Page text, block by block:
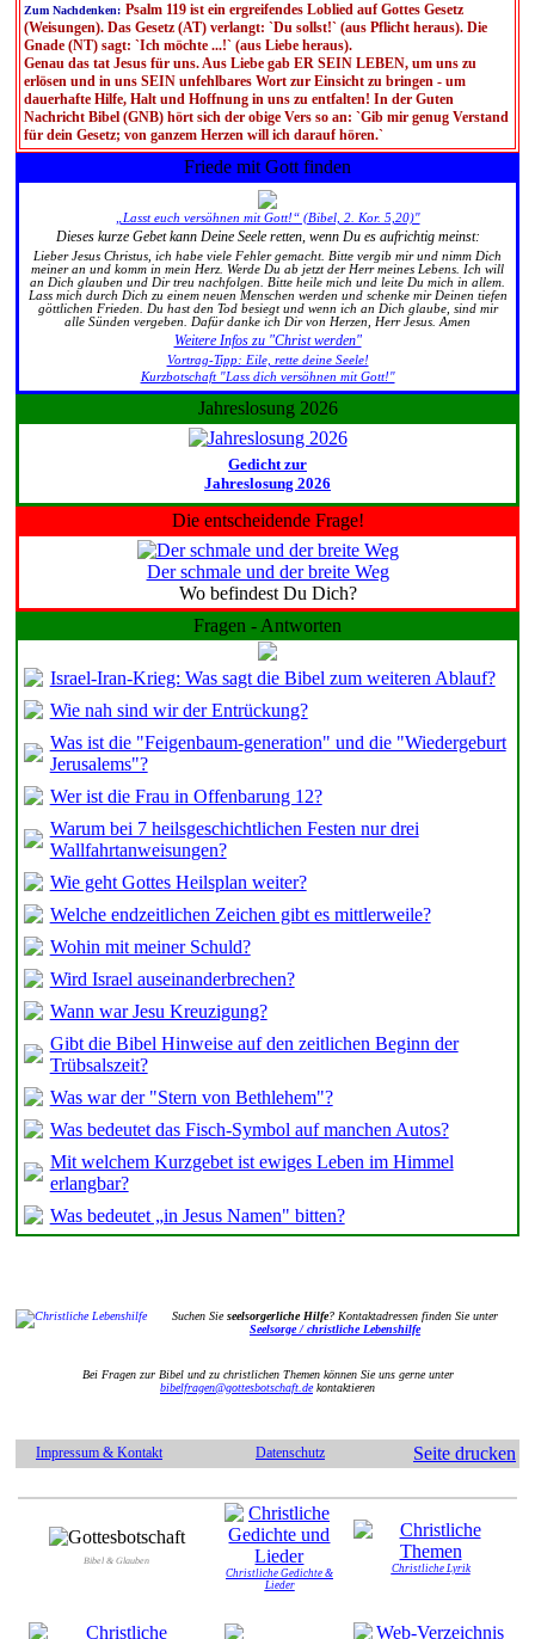
Zum Nachdenken: Psalm 119 ist ein ergreifendes Loblied auf Gottes Gesetz
(Weisungen). Das Gesetz (AT) verlangt: `Du sollst!` (aus Pflicht heraus). Die
Gnade (NT) sagt: `Ich möchte ...!` (aus Liebe heraus).
Genau das tat Jesus für uns. Aus Liebe gab ER SEIN LEBEN, um uns zu
erlösen und in uns SEIN unfehlbares Wort zur Einsicht zu bringen - um
dauerhafte Hilfe, Halt und Hoffnung in uns zu entfalten! In der Guten
Nachricht Bibel (GNB) hört sich der obige Vers so an: `Gib mir genug Verstand
für dein Gesetz; von ganzem Herzen will ich darauf hören.`
Friede mit Gott finden
„Lasst euch versöhnen mit Gott!“ (Bibel, 2. Kor. 5,20)"
Dieses kurze Gebet kann Deine Seele retten, wenn Du es aufrichtig meinst:
Lieber Jesus Christus, ich habe viele Fehler gemacht. Bitte vergib mir und nimm Dich
meiner an und komm in mein Herz. Werde Du ab jetzt der Herr meines Lebens. Ich will
an Dich glauben und Dir treu nachfolgen. Bitte heile mich und leite Du mich in allem.
Lass mich durch Dich zu einem neuen Menschen werden und schenke mir Deinen tiefen
göttlichen Frieden. Du hast den Tod besiegt und wenn ich an Dich glaube, sind mir
alle Sünden vergeben. Dafür danke ich Dir von Herzen, Herr Jesus. Amen
Weitere Infos zu "Christ werden"
Vortrag-Tipp: Eile, rette deine Seele!
Kurzbotschaft "Lass dich versöhnen mit Gott!"
Jahreslosung 2026
Gedicht zur
Jahreslosung 2026
Die entscheidende Frage!
Der schmale und der breite Weg
Wo befindest Du Dich?
Fragen - Antworten
Israel-Iran-Krieg: Was sagt die Bibel zum weiteren Ablauf?
Wie nah sind wir der Entrückung?
Was ist die "Feigenbaum-generation" und die "Wiedergeburt
Jerusalems"?
Wer ist die Frau in Offenbarung 12?
Warum bei 7 heilsgeschichtlichen Festen nur drei
Wallfahrtanweisungen?
Wie geht Gottes Heilsplan weiter?
Welche endzeitlichen Zeichen gibt es mittlerweile?
Wohin mit meiner Schuld?
Wird Israel auseinanderbrechen?
Wann war Jesu Kreuzigung?
Gibt die Bibel Hinweise auf den zeitlichen Beginn der
Trübsalszeit?
Was war der "Stern von Bethlehem"?
Was bedeutet das Fisch-Symbol auf manchen Autos?
Mit welchem Kurzgebet ist ewiges Leben im Himmel
erlangbar?
Was bedeutet „in Jesus Namen" bitten?
Suchen Sieseelsorgerliche Hilfe? Kontaktadressen finden Sie unter
Seelsorge / christliche Lebenshilfe
Bei Fragen zur Bibel und zu christlichen Themen können Sie uns gerne unter
bibelfragen@gottesbotschaft.dekontaktieren
Impressum & Kontakt Datenschutz Seite drucken
Bibel & Glauben
Christliche Gedichte &
Lieder
Christliche Lyrik